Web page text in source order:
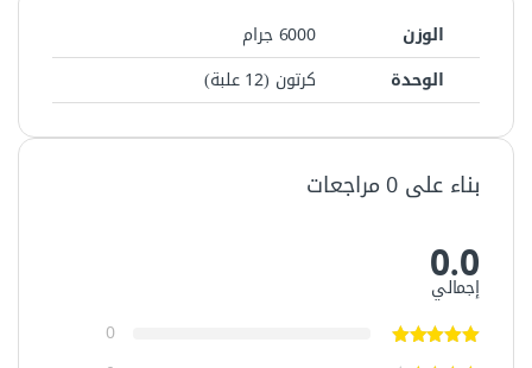
الوزن
6000 جرام
الوحدة
كرتون (12 علبة)
بناء على 0 مراجعات
0.0
إجمالي
0